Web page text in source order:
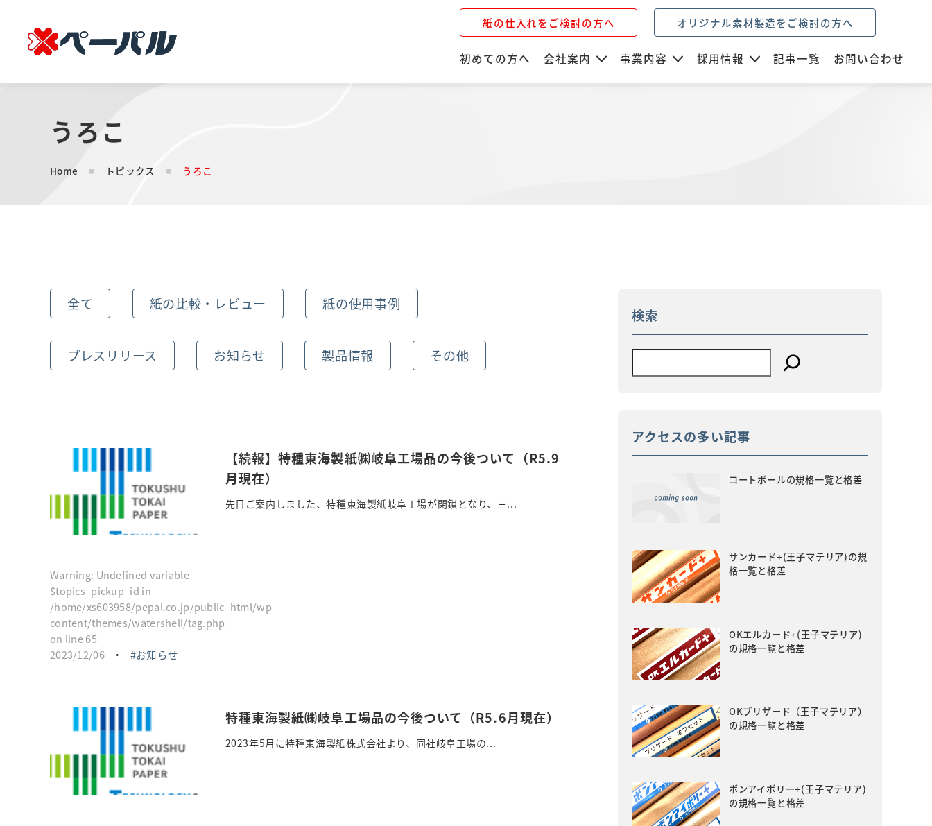
紙の仕入れをご検討の方へ オリジナル素材製造をご検討の方へ
初めての方へ 会社案内 事業内容 採用情報 記事一覧 お問い合わせ
うろこ
Home トピックス うろこ
全て 紙の比較・レビュー 紙の使用事例
プレスリリース お知らせ 製品情報 その他
Warning: Undefined variable
$topics_pickup_id in
/home/xs603958/pepal.co.jp/public_html/wp-
content/themes/watershell/tag.php
on line65
2023/12/06
・ お知らせ
【続報】特種東海製紙㈱岐阜工場品の今後ついて（R5.9
月現在）
先日ご案内しました、特種東海製紙岐阜工場が閉鎖となり、三...
特種東海製紙㈱岐阜工場品の今後ついて（R5.6月現在）
2023年5月に特種東海製紙株式会社より、同社岐阜工場の...
検索
アクセスの多い記事
コートボールの規格一覧と格差
サンカード+(王子マテリア)の規
格一覧と格差
OKエルカード+(王子マテリア)
の規格一覧と格差
OKブリザード（王子マテリア）
の規格一覧と格差
ボンアイボリー+(王子マテリア)
の規格一覧と格差